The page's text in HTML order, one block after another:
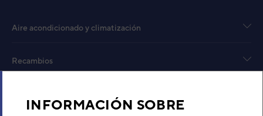
INFORMACIÓN SOBRE
Aire acondicionado y climatización
Recambios